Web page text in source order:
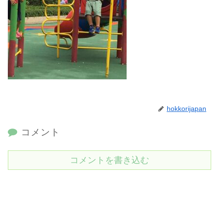
hokkorijapan
コメント
コメントを書き込む